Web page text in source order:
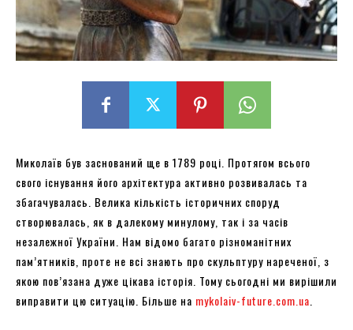
Миколаїв був заснований ще в 1789 році. Протягом всього
свого існування його архітектура активно розвивалась та
збагачувалась. Велика кількість історичних споруд
створювалась, як в далекому минулому, так і за часів
незалежної України. Нам відомо багато різноманітних
пам’ятників, проте не всі знають про скульптуру нареченої, з
якою пов’язана дуже цікава історія. Тому сьогодні ми вирішили
виправити цю ситуацію. Більше на mykolaiv-future.com.ua